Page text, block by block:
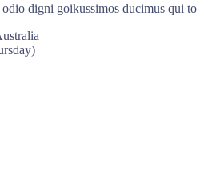
odio digni goikussimos ducimus qui